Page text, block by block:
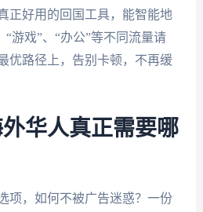
正好用的回国工具，能智能地
“游戏”、“办公”等不同流量请
优路径上，告别卡顿，不再缓
华人真正需要哪
项，如何不被广告迷惑？一份